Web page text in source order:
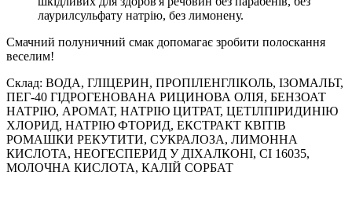
лаурилсульфату натрію, без лимонену.
Смачний полуничний смак допомагає зробити полоскання
веселим!
Склад: ВОДА, ГЛІЦЕРИН, ПРОПІЛЕНГЛІКОЛЬ, ІЗОМАЛЬТ,
ПЕГ-40 ГІДРОГЕНОВАНА РИЦИНОВА ОЛІЯ, БЕНЗОАТ
НАТРІЮ, АРОМАТ, НАТРІЮ ЦИТРАТ, ЦЕТІЛПІРИДИНІЮ
ХЛОРИД, НАТРІЮ ФТОРИД, ЕКСТРАКТ КВІТІВ
РОМАШКИ РЕКУТИТИ, СУКРАЛОЗА, ЛИМОННА
КИСЛОТА, НЕОГЕСПЕРИД У ДІХАЛКОНІ, CI 16035,
МОЛОЧНА КИСЛОТА, КАЛІЙ СОРБАТ